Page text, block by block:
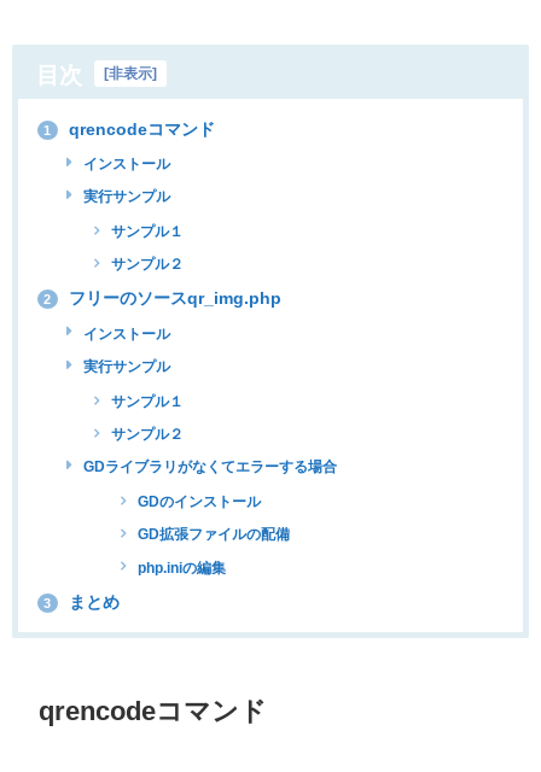
目次 [非表示]
1 qrencodeコマンド
インストール
実行サンプル
サンプル１
サンプル２
2 フリーのソースqr_img.php
インストール
実行サンプル
サンプル１
サンプル２
GDライブラリがなくてエラーする場合
GDのインストール
GD拡張ファイルの配備
php.iniの編集
3 まとめ
qrencodeコマンド